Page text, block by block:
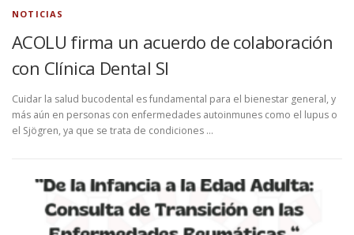
NOTICIAS
ACOLU firma un acuerdo de colaboración
con Clínica Dental SI
Cuidar la salud bucodental es fundamental para el bienestar general, y
más aún en personas con enfermedades autoinmunes como el lupus o
el Sjögren, ya que se trata de condiciones …